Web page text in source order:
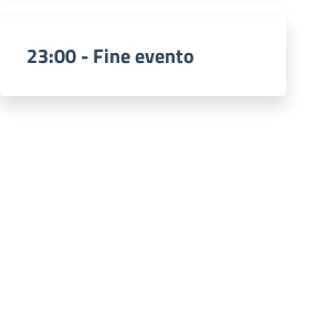
23:00 - Fine evento